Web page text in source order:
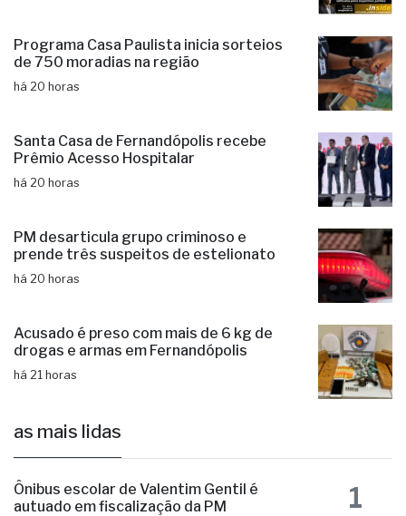
Programa Casa Paulista inicia sorteios
de 750 moradias na região
há 20 horas
Santa Casa de Fernandópolis recebe
Prêmio Acesso Hospitalar
há 20 horas
PM desarticula grupo criminoso e
prende três suspeitos de estelionato
há 20 horas
Acusado é preso com mais de 6 kg de
drogas e armas em Fernandópolis
há 21 horas
as mais lidas
Ônibus escolar de Valentim Gentil é
autuado em fiscalização da PM
1